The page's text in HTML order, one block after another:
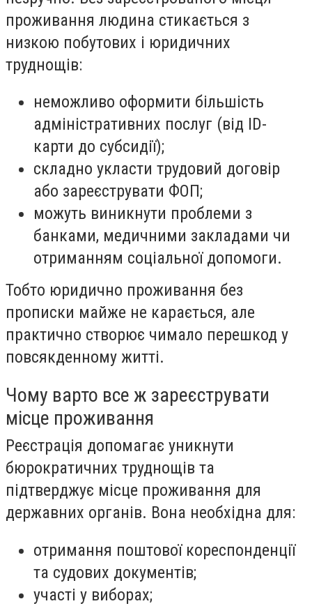
проживання людина стикається з
низкою побутових і юридичних
труднощів:
неможливо оформити більшість
адміністративних послуг (від ID-
карти до субсидії);
складно укласти трудовий договір
або зареєструвати ФОП;
можуть виникнути проблеми з
банками, медичними закладами чи
отриманням соціальної допомоги.
Тобто юридично проживання без
прописки майже не карається, але
практично створює чимало перешкод у
повсякденному житті.
Чому варто все ж зареєструвати
місце проживання
Реєстрація допомагає уникнути
бюрократичних труднощів та
підтверджує місце проживання для
державних органів. Вона необхідна для:
отримання поштової кореспонденції
та судових документів;
участі у виборах;